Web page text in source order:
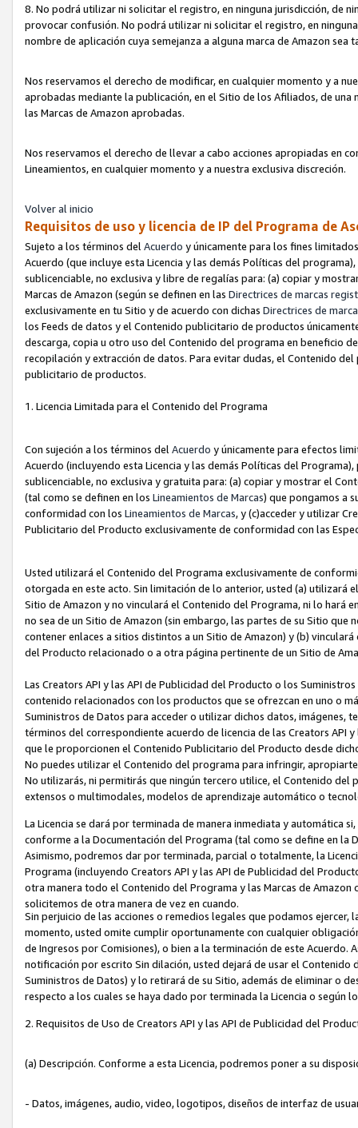
8. No podrá utilizar ni solicitar el registro, en ninguna jurisdicción, de
provocar confusión. No podrá utilizar ni solicitar el registro, en
nombre de aplicación cuya semejanza a alguna marca de Amazon
Nos reservamos el derecho de modificar, en cualquier momento y a
aprobadas mediante la publicación, en el Sitio de los Afiliados, de
las Marcas de Amazon aprobadas.
Nos reservamos el derecho de llevar a cabo acciones apropiadas en
Lineamientos, en cualquier momento y a nuestra exclusiva discreción.
Volver al inicio
Requisitos de uso y licencia de IP del Programa de
Sujeto a los términos del Acuerdo y únicamente para los fines
Acuerdo (que incluye esta Licencia y las demás Políticas del
sublicenciable, no exclusiva y libre de regalías para: (a) copiar y
Marcas de Amazon (según se definen en las Directrices de marcas
exclusivamente en tu Sitio y de acuerdo con dichas Directrices de
los Feeds de datos y el Contenido publicitario de productos
descarga, copia u otro uso del Contenido del programa en beneficio
recopilación y extracción de datos. Para evitar dudas, el Contenido
publicitario de productos.
1. Licencia Limitada para el Contenido del Programa
Con sujeción a los términos del Acuerdo y únicamente para efectos
Acuerdo (incluyendo esta Licencia y las demás Políticas del
sublicenciable, no exclusiva y gratuita para: (a) copiar y mostrar el
(tal como se definen en los Lineamientos de Marcas) que pongamos a
conformidad con los Lineamientos de Marcas, y (c)acceder y utilizar
Publicitario del Producto exclusivamente de conformidad con las
Usted utilizará el Contenido del Programa exclusivamente de
otorgada en este acto. Sin limitación de lo anterior, usted (a) utilizará
Sitio de Amazon y no vinculará el Contenido del Programa, ni lo hará
no sea de un Sitio de Amazon (sin embargo, las partes de su Sitio
contener enlaces a sitios distintos a un Sitio de Amazon) y (b)
del Producto relacionado o a otra página pertinente de un Sitio de
Las Creators API y las API de Publicidad del Producto o los
contenido relacionados con los productos que se ofrezcan en uno o
Suministros de Datos para acceder o utilizar dichos datos,
términos del correspondiente acuerdo de licencia de las Creators API
que le proporcionen el Contenido Publicitario del Producto desde
No puedes utilizar el Contenido del programa para infringir,
No utilizarás, ni permitirás que ningún tercero utilice, el Contenido
extensos o multimodales, modelos de aprendizaje automático o
La Licencia se dará por terminada de manera inmediata y automática
conforme a la Documentación del Programa (tal como se define en la
Asimismo, podremos dar por terminada, parcial o totalmente, la
Programa (incluyendo Creators API y las API de Publicidad del
otra manera todo el Contenido del Programa y las Marcas de
solicitemos de otra manera de vez en cuando.
Sin perjuicio de las acciones o remedios legales que podamos
momento, usted omite cumplir oportunamente con cualquier
de Ingresos por Comisiones), o bien a la terminación de este
notificación por escrito Sin dilación, usted dejará de usar el
Suministros de Datos) y lo retirará de su Sitio, además de eliminar o
respecto a los cuales se haya dado por terminada la Licencia o según
2. Requisitos de Uso de Creators API y las API de Publicidad del
(a) Descripción. Conforme a esta Licencia, podremos poner a su
- Datos, imágenes, audio, video, logotipos, diseños de interfaz de